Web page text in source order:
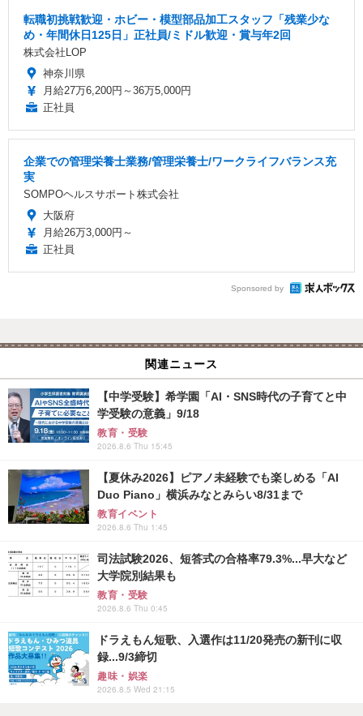
転職初挑戦歓迎・ホビー・模型部品加工スタッフ「残業少な
め・年間休日125日」正社員/ミドル歓迎・賞与年2回
株式会社LOP
神奈川県
月給27万6,200円～36万5,000円
正社員
企業での管理栄養士業務/管理栄養士/ワークライフバランス充
実
SOMPOヘルスサポート株式会社
大阪府
月給26万3,000円～
正社員
Sponsored by
関連ニュース
【中学受験】希学園「AI・SNS時代の子育てと中
学受験の意義」9/18
教育・受験
2026.8.6 Thu 15:45
【夏休み2026】ピアノ未経験でも楽しめる「AI
Duo Piano」横浜みなとみらい8/31まで
教育イベント
2026.8.6 Thu 1:45
司法試験2026、短答式の合格率79.3%...早大など
大学院別結果も
教育・受験
2026.8.6 Thu 0:45
ドラえもん短歌、入選作は11/20発売の新刊に収
録...9/3締切
趣味・娯楽
2026.8.5 Wed 21:15